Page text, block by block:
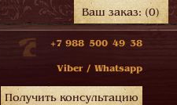
Ваш заказ:(0)
+7 988 500 49 38
Viber / Whatsapp
Получить консультацию